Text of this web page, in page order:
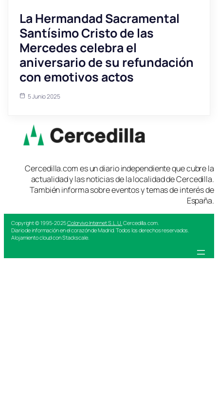
La Hermandad Sacramental
Santísimo Cristo de las
Mercedes celebra el
aniversario de su refundación
con emotivos actos
5 Junio 2025
Cercedilla.com es un diario independiente que cubre la
actualidad y las noticias de la localidad de Cercedilla.
También informa sobre eventos y temas de interés de
España.
Copyright © 1995-2025Colorvivo Internet S.L.U. Cercedilla.com.
Diario de información en el corazón de Madrid. Todos los derechos reservados.
Alojamiento cloud con Stackscale.